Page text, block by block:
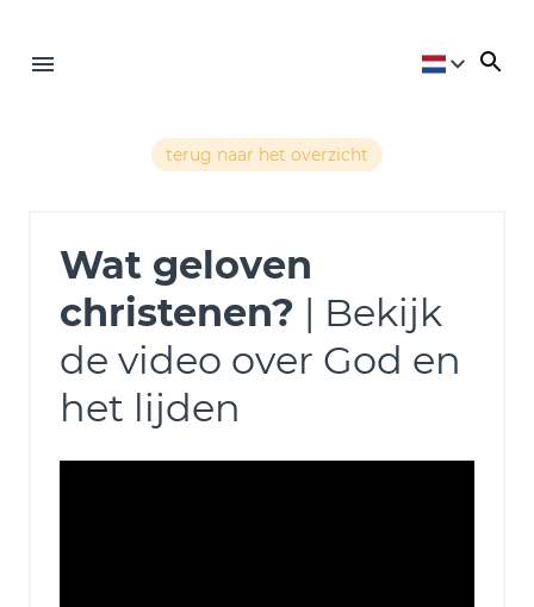
terug naar het overzicht
Wat geloven
christenen? | Bekijk
de video over God en
het lijden